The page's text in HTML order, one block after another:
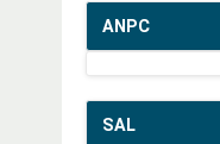
ANPC
SAL